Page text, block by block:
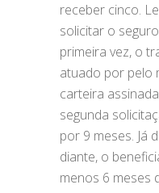
receber cinco.
solicitar o
primeira vez, o
atuado por pelo
carteira
segunda
por 9 meses. Já
diante, o
menos 6 meses